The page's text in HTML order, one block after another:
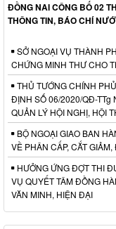
ĐỒNG NAI CÔNG BỐ 02
THÔNG TIN, BÁO CHÍ
SỞ NGOẠI VỤ THÀNH
CHỨNG MINH THƯ CHO
THỦ TƯỚNG CHÍNH
ĐỊNH SỐ 06/2020/QĐ-TTg
QUẢN LÝ HỘI NGHỊ, HỘI
BỘ NGOẠI GIAO BAN
VỀ PHÂN CẤP, CẮT
HƯỞNG ỨNG ĐỢT THI
VỤ QUYẾT TÂM ĐỒNG
VĂN MINH, HIỆN ĐẠI